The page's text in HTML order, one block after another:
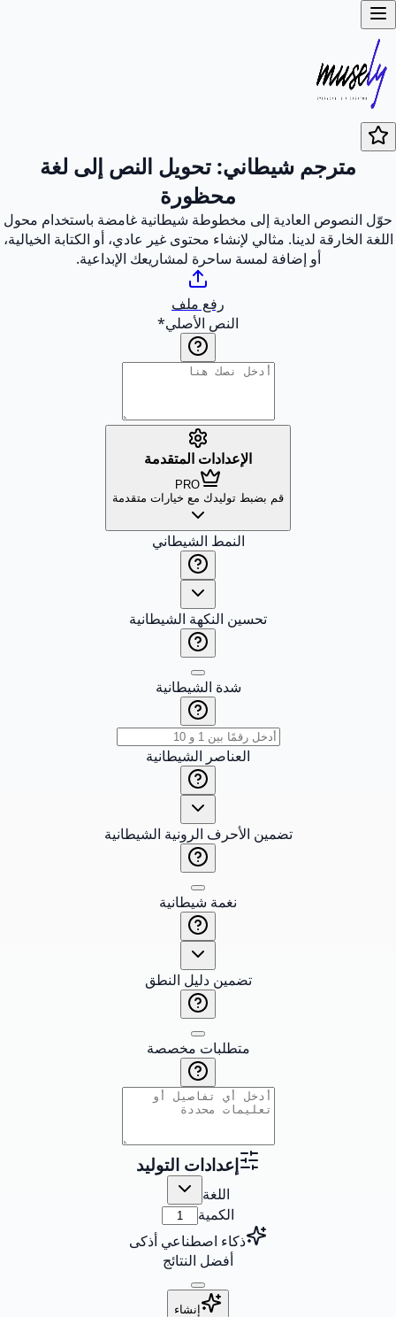
مترجم شيطاني: تحويل النص إلى لغة
محظورة
حوّل النصوص العادية إلى مخطوطة شيطانية غامضة باستخدام محول
اللغة الخارقة لدينا. مثالي لإنشاء محتوى غير عادي، أو الكتابة الخيالية،
أو إضافة لمسة ساحرة لمشاريعك الإبداعية.
رفع ملف
النص الأصلي*
الإعدادات المتقدمة
PRO
قم بضبط توليدك مع خيارات متقدمة
النمط الشيطاني
تحسين النكهة الشيطانية
شدة الشيطانية
العناصر الشيطانية
تضمين الأحرف الرونية الشيطانية
نغمة شيطانية
تضمين دليل النطق
متطلبات مخصصة
إعدادات التوليد
اللغة
الكمية
ذكاء اصطناعي أذكى
أفضل النتائج
إنشاء